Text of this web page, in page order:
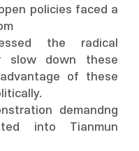
policies faced a
the radical
slow down these
of these
demandng
into Tianmun